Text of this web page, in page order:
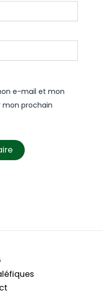
e-mail et mon
mon prochain